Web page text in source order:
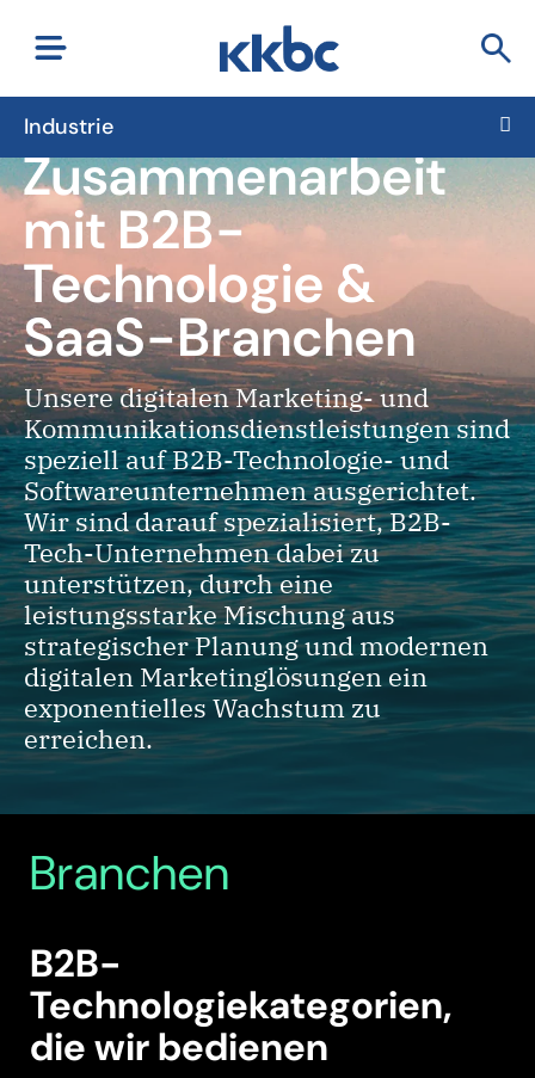
Industrie
Zusammenarbeit
mit B2B-
Technologie &
SaaS-Branchen
Unsere digitalen Marketing- und
Kommunikationsdienstleistungen sind
speziell auf B2B-Technologie- und
Softwareunternehmen ausgerichtet.
Wir sind darauf spezialisiert, B2B-
Tech-Unternehmen dabei zu
unterstützen, durch eine
leistungsstarke Mischung aus
strategischer Planung und modernen
digitalen Marketinglösungen ein
exponentielles Wachstum zu
erreichen.
Branchen
B2B-
Technologiekategorien,
die wir bedienen